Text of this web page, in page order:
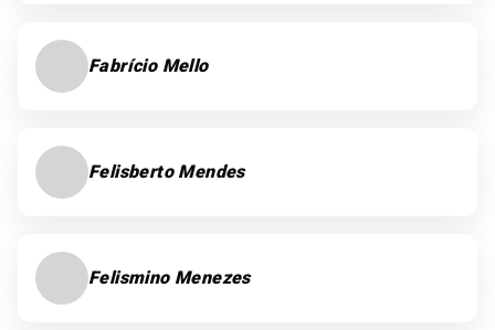
Fabrício Mello
Felisberto Mendes
Felismino Menezes